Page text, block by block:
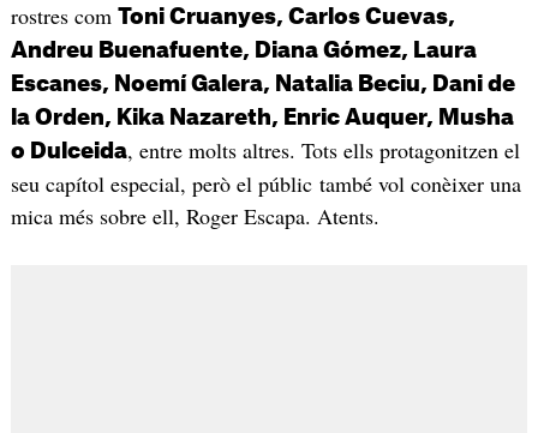
rostres com Toni Cruanyes, Carlos Cuevas,
Andreu Buenafuente, Diana Gómez, Laura
Escanes, Noemí Galera, Natalia Beciu, Dani de
la Orden, Kika Nazareth, Enric Auquer, Musha
o Dulceida, entre molts altres. Tots ells protagonitzen el
seu capítol especial, però el públic també vol conèixer una
mica més sobre ell, Roger Escapa. Atents.